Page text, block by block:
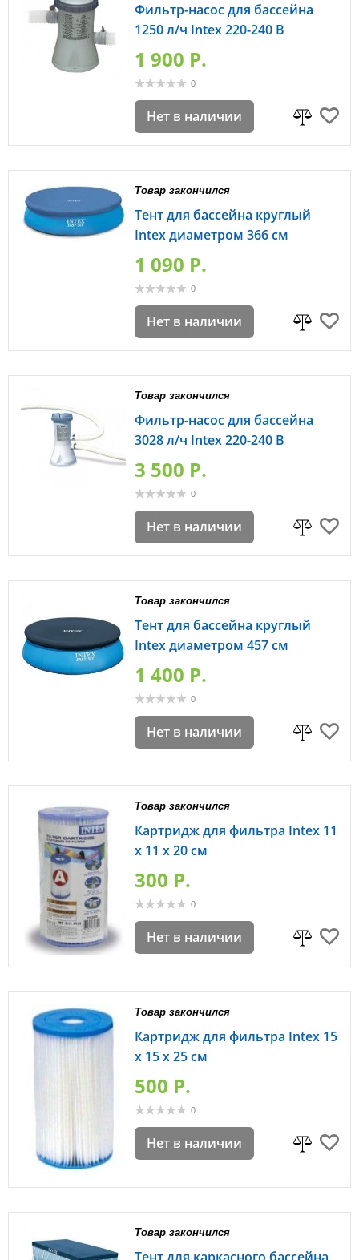
Фильтр-насос для бассейна
1250 л/ч Intex 220-240 В
1 900 P.
0
Нет в наличии
Товар закончился
Тент для бассейна круглый
Intex диаметром 366 см
1 090 P.
0
Нет в наличии
Товар закончился
Фильтр-насос для бассейна
3028 л/ч Intex 220-240 В
3 500 P.
0
Нет в наличии
Товар закончился
Тент для бассейна круглый
Intex диаметром 457 см
1 400 P.
0
Нет в наличии
Товар закончился
Картридж для фильтра Intex 11
x 11 x 20 см
300 P.
0
Нет в наличии
Товар закончился
Картридж для фильтра Intex 15
x 15 x 25 см
500 P.
0
Нет в наличии
Товар закончился
Тент для каркасного бассейна